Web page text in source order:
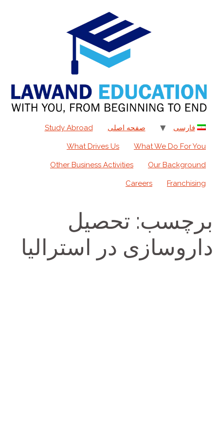
فارسی صفحه اصلی Study Abroad
What We Do For You
What Drives Us
Our Background
Other Business Activities
Franchising
Careers
برچسب: تحصیل
داروسازی در استرالیا